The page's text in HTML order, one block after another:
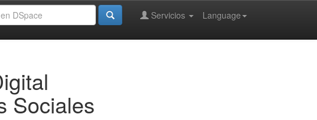
Language
Servicios
Sociales